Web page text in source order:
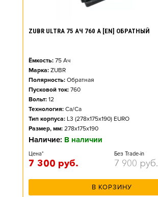
ZUBR ULTRA 75 АЧ 760 А [EN] ОБРАТНЫЙ
Ёмкость: 75 Ач
Марка: ZUBR
Полярность: Обратная
Пусковой ток: 760
Вольт: 12
Технология: Ca/Ca
Тип корпуса: L3 (278x175x190) EURO
Размер, мм: 278x175x190
Наличие: В наличии
Цена*
7 300 руб.
Без Trade-in
7 900 руб.
В КОРЗИНУ